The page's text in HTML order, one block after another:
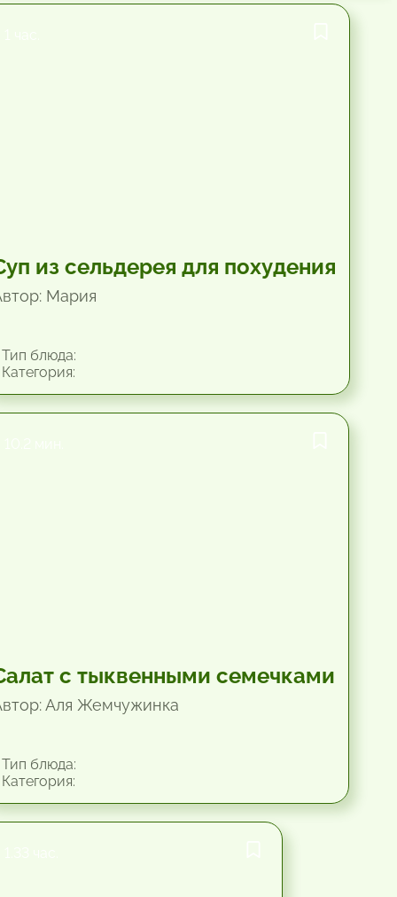
из сельдерея для похудения
Мария
блюда:
с тыквенными семечками
Аля Жемчужинка
блюда: